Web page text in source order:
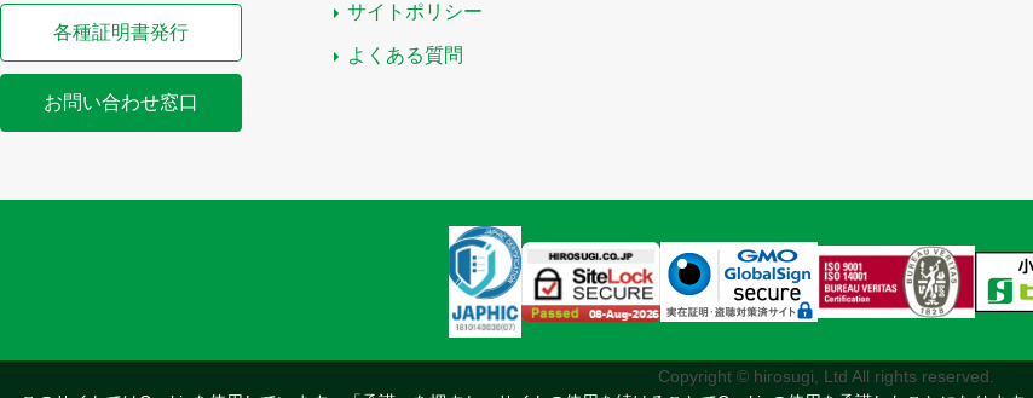
各種証明書発行
お問い合わせ窓口
サイトポリシー
よくある質問
Copyright © hirosugi, Ltd All rights reserved.